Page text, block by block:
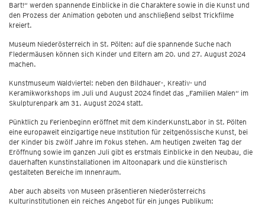
Bart!“ werden spannende Einblicke in die Charaktere sowie in die Kunst und
den Prozess der Animation geboten und anschließend selbst Trickfilme
kreiert.
Museum Niederösterreich in St. Pölten: auf die spannende Suche nach
Fledermäusen können sich Kinder und Eltern am 20. und 27. August 2024
machen.
Kunstmuseum Waldviertel: neben den Bildhauer-, Kreativ- und
Keramikworkshops im Juli und August 2024 findet das „Familien Malen“ im
Skulpturenpark am 31. August 2024 statt.
Pünktlich zu Ferienbeginn eröffnet mit dem KinderKunstLabor in St. Pölten
eine europaweit einzigartige neue Institution für zeitgenössische Kunst, bei
der Kinder bis zwölf Jahre im Fokus stehen. Am heutigen zweiten Tag der
Eröffnung sowie im ganzen Juli gibt es erstmals Einblicke in den Neubau, die
dauerhaften Kunstinstallationen im Altoonapark und die künstlerisch
gestalteten Bereiche im Innenraum.
Aber auch abseits von Museen präsentieren Niederösterreichs
Kulturinstitutionen ein reiches Angebot für ein junges Publikum: